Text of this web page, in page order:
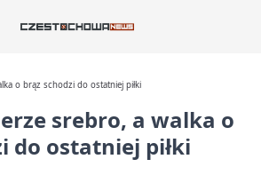
o brąz schodzi do ostatniej piłki
srebro, a walka o
do ostatniej piłki